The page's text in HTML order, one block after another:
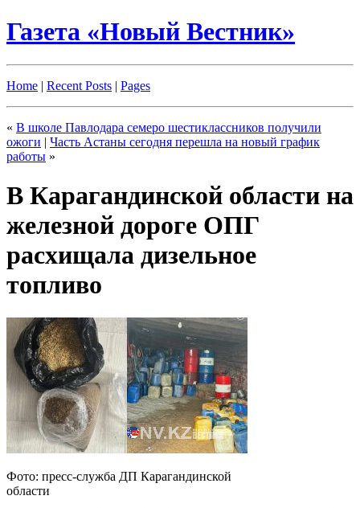
Газета «Новый Вестник»
Home | Recent Posts | Pages
« В школе Павлодара семеро шестиклассников получили
ожоги | Часть Астаны сегодня перешла на новый график
работы »
В Карагандинской области на
железной дороге ОПГ
расхищала дизельное
топливо
Фото: пресс-служба ДП Карагандинской
области